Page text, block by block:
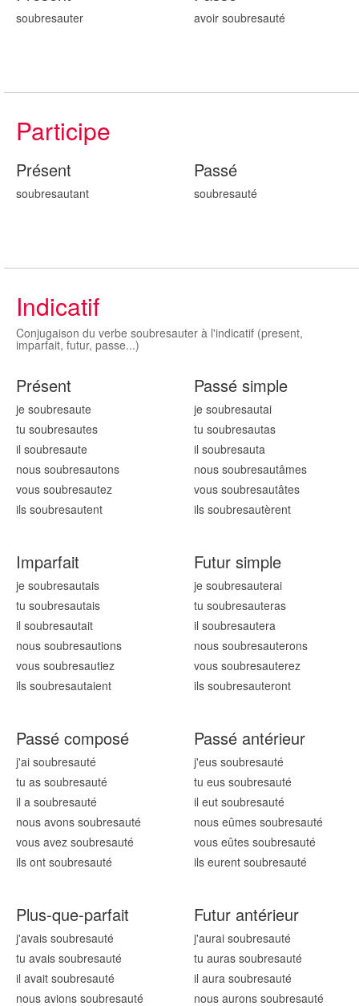
soubresauter avoir soubresauté
Participe
Présent
soubresautant
Passé
soubresauté
Indicatif
Conjugaison du verbe soubresauter à l'indicatif (present,
imparfait, futur, passe...)
Présent
je soubresaute
tu soubresautes
il soubresaute
nous soubresautons
vous soubresautez
ils soubresautent
Passé simple
je soubresautai
tu soubresautas
il soubresauta
nous soubresautâmes
vous soubresautâtes
ils soubresautèrent
Imparfait
je soubresautais
tu soubresautais
il soubresautait
nous soubresautions
vous soubresautiez
ils soubresautaient
Futur simple
je soubresauterai
tu soubresauteras
il soubresautera
nous soubresauterons
vous soubresauterez
ils soubresauteront
Passé composé
j'ai soubresauté
tu as soubresauté
il a soubresauté
nous avons soubresauté
vous avez soubresauté
ils ont soubresauté
Passé antérieur
j'eus soubresauté
tu eus soubresauté
il eut soubresauté
nous eûmes soubresauté
vous eûtes soubresauté
ils eurent soubresauté
Plus-que-parfait
j'avais soubresauté
tu avais soubresauté
il avait soubresauté
nous avions soubresauté
Futur antérieur
j'aurai soubresauté
tu auras soubresauté
il aura soubresauté
nous aurons soubresauté